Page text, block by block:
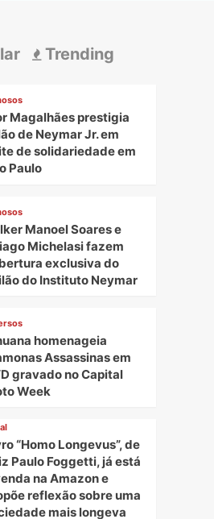
Trending
Magalhães prestigia
de Neymar Jr. em
de solidariedade em
Paulo
Manoel Soares e
Michelasi fazem
exclusiva do
do Instituto Neymar
homenageia
Assassinas em
gravado no Capital
Week
“Homo Longevus”, de
Paulo Foggetti, já está
na Amazon e
reflexão sobre uma
mais longeva